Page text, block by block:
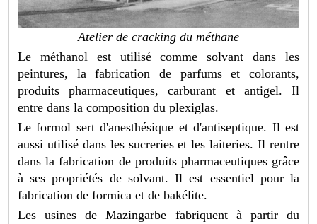
Atelier de cracking du méthane
Le méthanol est utilisé comme solvant dans les
peintures, la fabrication de parfums et colorants,
produits pharmaceutiques, carburant et antigel. Il
entre dans la composition du plexiglas.
Le formol sert d'anesthésique et d'antiseptique. Il est
aussi utilisé dans les sucreries et les laiteries. Il rentre
dans la fabrication de produits pharmaceutiques grâce
à ses propriétés de solvant. Il est essentiel pour la
fabrication de formica et de bakélite.
Les usines de Mazingarbe fabriquent à partir du